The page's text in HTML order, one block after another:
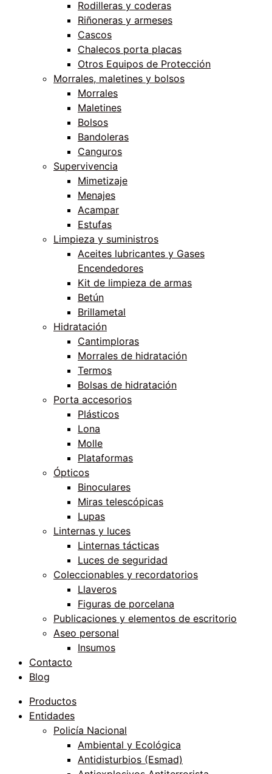
Rodilleras y coderas
Riñoneras y armeses
Cascos
Chalecos porta placas
Otros Equipos de Protección
Morrales, maletines y bolsos
Morrales
Maletines
Bolsos
Bandoleras
Canguros
Supervivencia
Mimetizaje
Menajes
Acampar
Estufas
Limpieza y suministros
Aceites lubricantes y Gases
Encendedores
Kit de limpieza de armas
Betún
Brillametal
Hidratación
Cantimploras
Morrales de hidratación
Termos
Bolsas de hidratación
Porta accesorios
Plásticos
Lona
Molle
Plataformas
Ópticos
Binoculares
Miras telescópicas
Lupas
Linternas y luces
Linternas tácticas
Luces de seguridad
Coleccionables y recordatorios
Llaveros
Figuras de porcelana
Publicaciones y elementos de escritorio
Aseo personal
Insumos
Contacto
Blog
Productos
Entidades
Policía Nacional
Ambiental y Ecológica
Antidisturbios (Esmad)